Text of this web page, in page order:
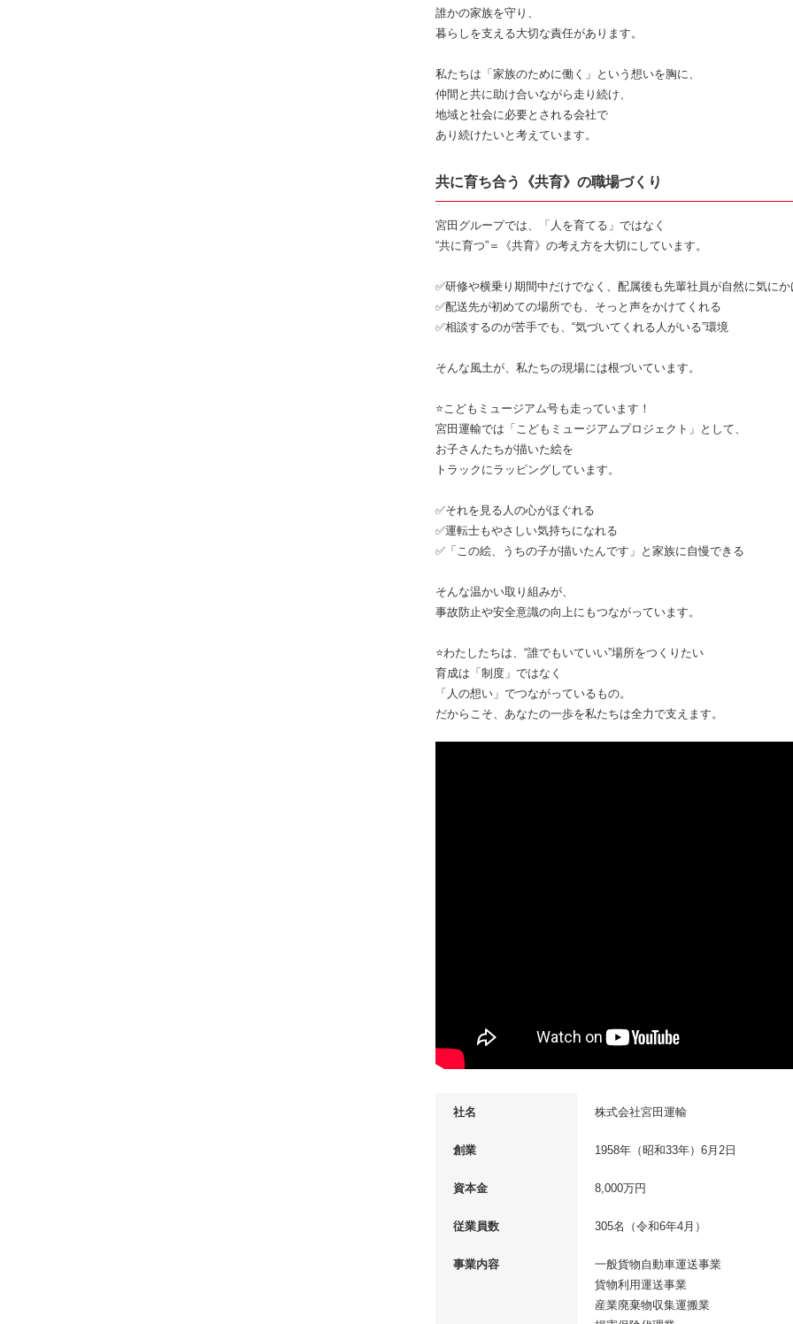
誰かの家族を守り、
暮らしを支える大切な責任があります。
私たちは「家族のために働く」という想いを胸に、
仲間と共に助け合いながら走り続け、
地域と社会に必要とされる会社で
あり続けたいと考えています。
共に育ち合う《共育》の職場づくり
宮田グループでは、「人を育てる」ではなく
“共に育つ”＝《共育》の考え方を大切にしています。
✅研修や横乗り期間中だけでなく、配属後も先輩社員が自然に気に
✅配送先が初めての場所でも、そっと声をかけてくれる
✅相談するのが苦手でも、“気づいてくれる人がいる”環境
そんな風土が、私たちの現場には根づいています。
⭐こどもミュージアム号も走っています！
宮田運輸では「こどもミュージアムプロジェクト」として、
お子さんたちが描いた絵を
トラックにラッピングしています。
✅それを見る人の心がほぐれる
✅運転士もやさしい気持ちになれる
✅「この絵、うちの子が描いたんです」と家族に自慢できる
そんな温かい取り組みが、
事故防止や安全意識の向上にもつながっています。
⭐わたしたちは、“誰でもいていい”場所をつくりたい
育成は「制度」ではなく
「人の想い」でつながっているもの。
だからこそ、あなたの一歩を私たちは全力で支えます。
社名 株式会社宮田運輸
創業 1958年（昭和33年）6月2日
資本金 8,000万円
従業員数 305名（令和6年4月）
事業内容
一般貨物自動車運送事業
貨物利用運送事業
産業廃棄物収集運搬業